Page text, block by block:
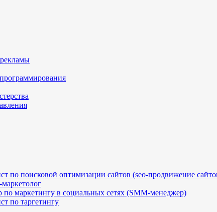
по поисковой оптимизации сайтов (seo-продвижение
маркетингу в социальных сетях (SMM-менеджер)
по таргетингу